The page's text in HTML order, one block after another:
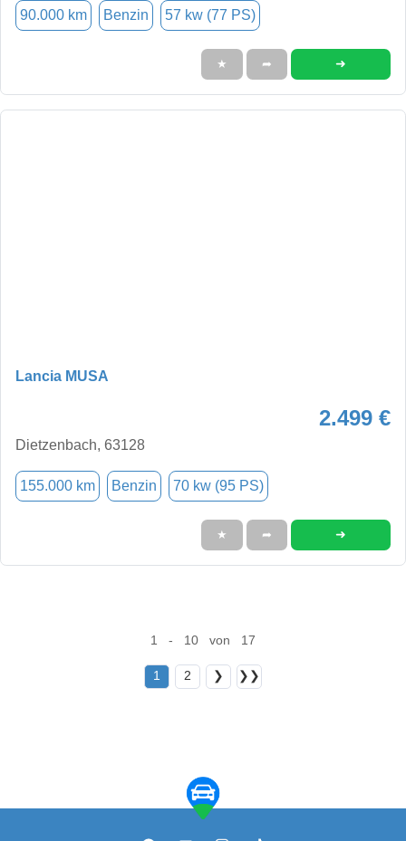
90.000 km Benzin 57 kw (77 PS)
★ ➦ ➜
Lancia MUSA
2.499 €
Dietzenbach, 63128
155.000 km Benzin 70 kw (95 PS)
★ ➦ ➜
1 - 10 von 17
1 2 ❯ ❯❯